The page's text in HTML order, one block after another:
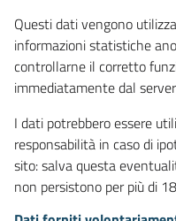
Questi dati vengono
informazioni statistiche
controllarne il corretto
immediatamente dal
I dati potrebbero essere
responsabilità in caso di
sito: salva questa
non persistono per più di